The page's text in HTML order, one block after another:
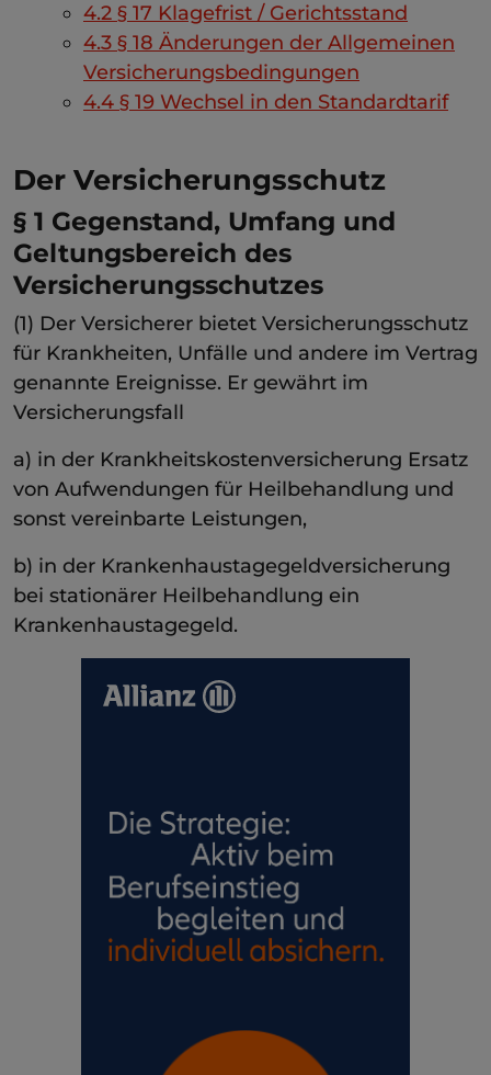
4.2 § 17 Klagefrist / Gerichtsstand
4.3 § 18 Änderungen der Allgemeinen
Versicherungsbedingungen
4.4 § 19 Wechsel in den Standardtarif
Der Versicherungsschutz
§ 1 Gegenstand, Umfang und
Geltungsbereich des
Versicherungsschutzes
(1) Der Versicherer bietet Versicherungsschutz
für Krankheiten, Unfälle und andere im Vertrag
genannte Ereignisse. Er gewährt im
Versicherungsfall
a) in der Krankheitskostenversicherung Ersatz
von Aufwendungen für Heilbehandlung und
sonst vereinbarte Leistungen,
b) in der Krankenhaustagegeldversicherung
bei stationärer Heilbehandlung ein
Krankenhaustagegeld.